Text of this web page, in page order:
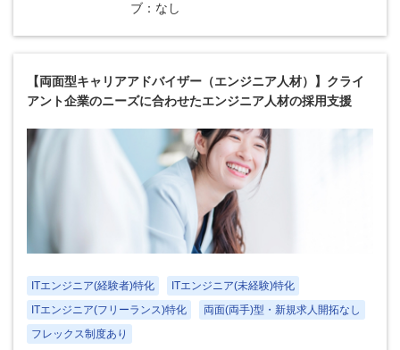
ブ：なし
【両面型キャリアアドバイザー（エンジニア人材）】クライ
アント企業のニーズに合わせたエンジニア人材の採用支援
ITエンジニア(経験者)特化
ITエンジニア(未経験)特化
ITエンジニア(フリーランス)特化
両面(両手)型・新規求人開拓なし
フレックス制度あり